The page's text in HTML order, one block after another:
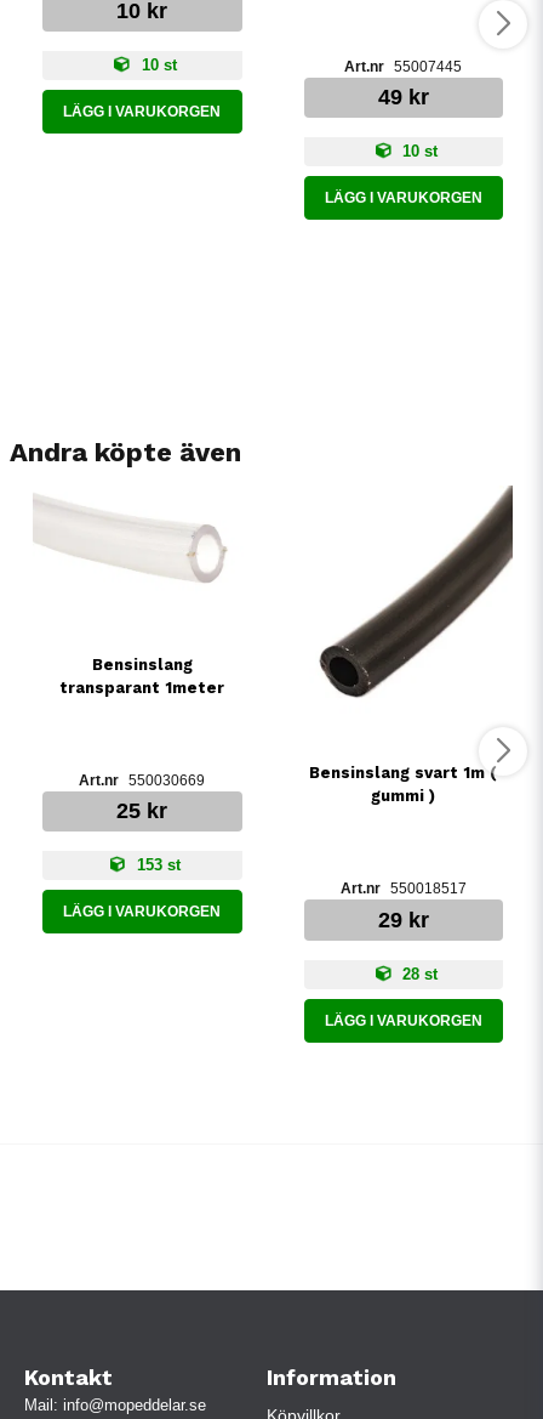
10 kr
10 st
LÄGG I VARUKORGEN
55007445
49 kr
10 st
LÄGG I VARUKORGEN
Andra köpte även
Bensinslang
transparant 1meter
550030669
25 kr
153 st
LÄGG I VARUKORGEN
Bensinslang svart 1m (
gummi )
550018517
29 kr
28 st
LÄGG I VARUKORGEN
Kontakt
Mail: info@mopeddelar.se
Information